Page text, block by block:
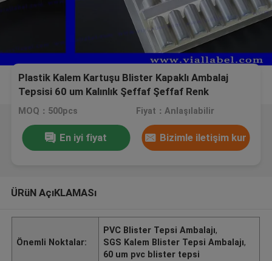
Plastik Kalem Kartuşu Blister Kapaklı Ambalaj
Tepsisi 60 um Kalınlık Şeffaf Şeffaf Renk
MOQ：500pcs Fiyat：Anlaşılabilir
En iyi fiyat Bizimle iletişim kur
ÜRüN AçıKLAMASı
Önemli Noktalar:
PVC Blister Tepsi Ambalajı,
SGS Kalem Blister Tepsi Ambalajı,
60 um pvc blister tepsi